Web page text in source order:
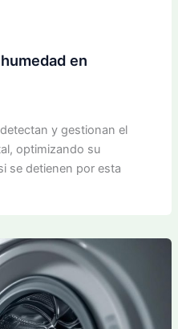
en
y gestionan el
optimizando su
se detienen por esta